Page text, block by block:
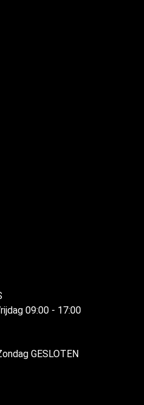
09:00 - 17:00
GESLOTEN